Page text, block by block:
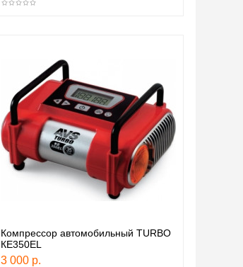
Компрессор автомобильный TURBO
КЕ350EL
3 000 р.